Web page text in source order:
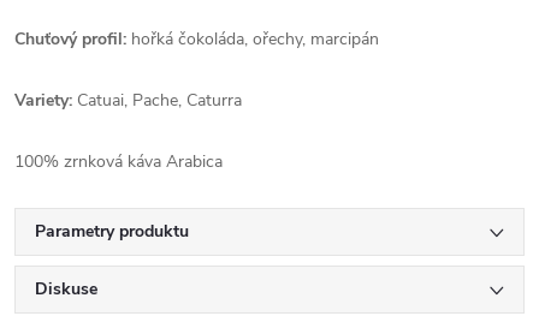
Chuťový profil: hořká čokoláda, ořechy, marcipán
Variety: Catuai, Pache, Caturra
100% zrnková káva Arabica
Parametry produktu
Diskuse